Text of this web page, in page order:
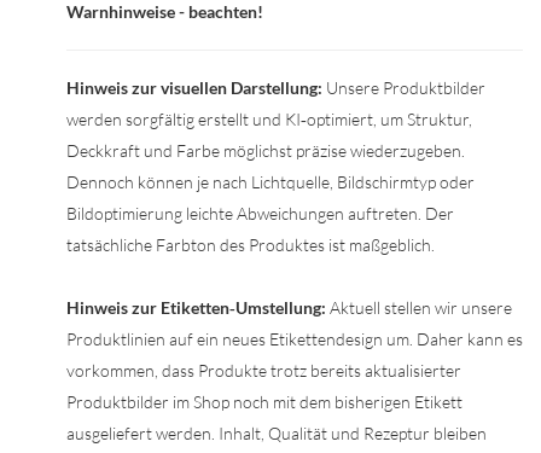
Warnhinweise - beachten!
Hinweis zur visuellen Darstellung: Unsere Produktbilder
werden sorgfältig erstellt und KI‑optimiert, um Struktur,
Deckkraft und Farbe möglichst präzise wiederzugeben.
Dennoch können je nach Lichtquelle, Bildschirmtyp oder
Bildoptimierung leichte Abweichungen auftreten. Der
tatsächliche Farbton des Produktes ist maßgeblich.
Hinweis zur Etiketten‑Umstellung: Aktuell stellen wir unsere
Produktlinien auf ein neues Etikettendesign um. Daher kann es
vorkommen, dass Produkte trotz bereits aktualisierter
Produktbilder im Shop noch mit dem bisherigen Etikett
ausgeliefert werden. Inhalt, Qualität und Rezeptur bleiben